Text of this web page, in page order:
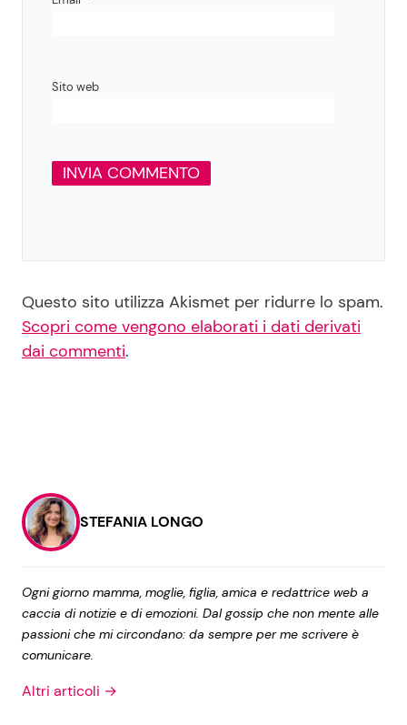
Sito web
Questo sito utilizza Akismet per ridurre lo spam.
Scopri come vengono elaborati i dati derivati
dai commenti.
STEFANIA LONGO
Ogni giorno mamma, moglie, figlia, amica e redattrice web a
caccia di notizie e di emozioni. Dal gossip che non mente alle
passioni che mi circondano: da sempre per me scrivere è
comunicare.
Altri articoli →